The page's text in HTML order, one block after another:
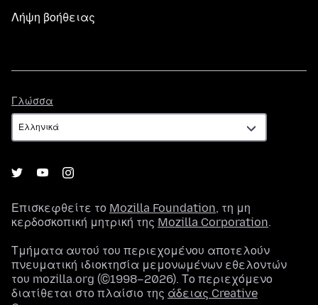
Λήψη βοήθειας
Γλώσσα
Επισκεφθείτε το Mozilla Foundation, τη μη
κερδοσκοπική μητρική της Mozilla Corporation.
Τμήματα αυτού του περιεχομένου αποτελούν
πνευματική ιδιοκτησία μεμονωμένων εθελοντών
του mozilla.org (©1998–2026). Το περιεχόμενο
διατίθεται στο πλαίσιο της άδειας Creative